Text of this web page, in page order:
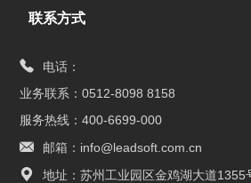
联系方式
电话：
业务联系：0512-8098 8158
服务热线：400-6699-000
邮箱：info@leadsoft.com.cn
地址：苏州工业园区金鸡湖大道1355